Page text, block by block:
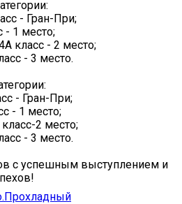
- Гран-При;
- 1 место;
класс - 2 место;
- 3 место.
- Гран-При;
- 1 место;
2 место;
- 3 место.
с успешным выступлением и